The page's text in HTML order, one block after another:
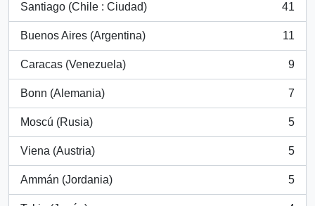
Santiago (Chile : Ciudad)
, 41 resultados
41
Buenos Aires (Argentina)
, 11 resultados
11
Caracas (Venezuela)
, 9 resultados
9
Bonn (Alemania)
, 7 resultados
7
Moscú (Rusia)
, 5 resultados
5
Viena (Austria)
, 5 resultados
5
Ammán (Jordania)
, 5 resultados
5